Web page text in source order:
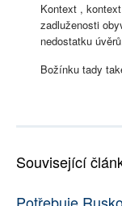
Kontext ,
zadluženosti
nedostatku
Božínku tady
Související